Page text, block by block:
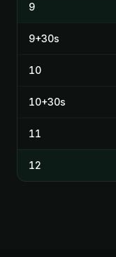
9
9+30s
10
10+30s
11
12